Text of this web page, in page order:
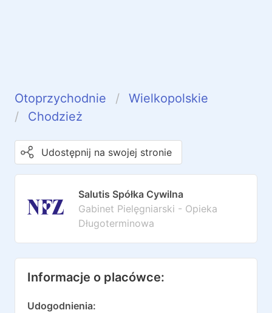
Otoprzychodnie
Wielkopolskie
Chodzież
Udostępnij na swojej stronie
Salutis Spółka Cywilna
Gabinet Pielęgniarski - Opieka
Długoterminowa
Informacje o placówce:
Udogodnienia: